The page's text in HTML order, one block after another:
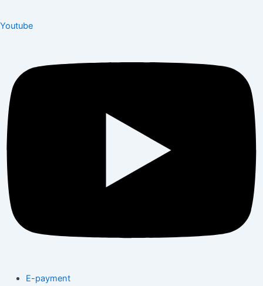
Youtube
E-payment